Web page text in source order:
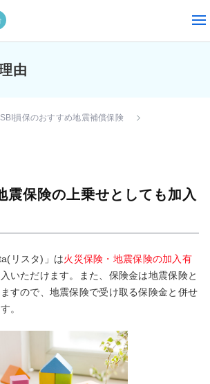
由
SBI損保のおすすめ地震補償保険
震保険の上乗せとしても加入
リスタ)」は火災保険・地震保険の加入有
入いただけます。また、保険金は地震保険と
すので、地震保険で受け取る保険金と併せ
。